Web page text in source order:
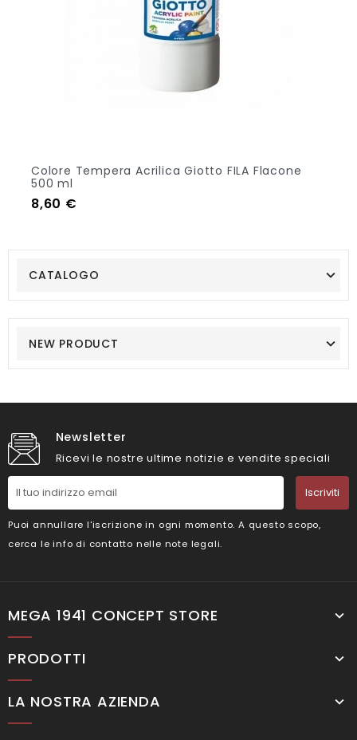
CATALOGO
NEW PRODUCT
Colore Tempera Acrilica Giotto FILA Flacone
500 ml
Prezzo
8,60 €
Newsletter
Ricevi le nostre ultime notizie e vendite speciali
Iscriviti
Puoi annullare l'iscrizione in ogni momento. A questo scopo,
cerca le info di contatto nelle note legali.
MEGA 1941 CONCEPT STORE
PRODOTTI
LA NOSTRA AZIENDA